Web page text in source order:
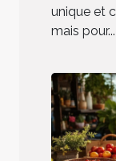
unique et
mais pour...